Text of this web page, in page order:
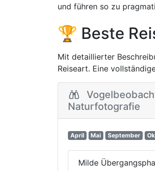
und führen so zu
🏆 Beste
Mit detaillierter
Reiseart. Eine
Naturfotografie
April Mai September
Milde